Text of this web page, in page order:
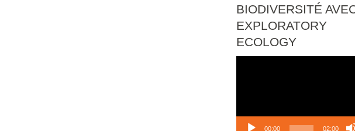
BIODIVERSITÉ
EXPLORATORY
ECOLOGY
00:00 02:00